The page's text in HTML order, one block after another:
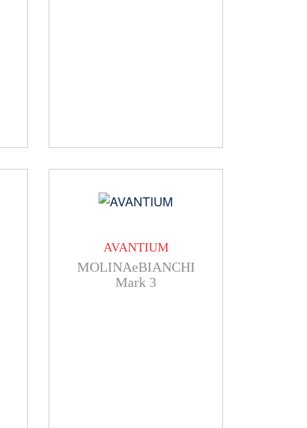
AVANTIUM
MOLINAeBIANCHI
Mark 3